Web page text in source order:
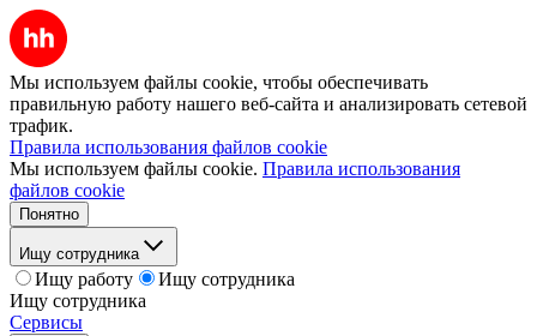
Мы используем файлы cookie, чтобы обеспечивать
правильную работу нашего веб-сайта и анализировать сетевой
трафик.
Правила использования файлов cookie
Мы используем файлы cookie. Правила использования
файлов cookie
Понятно
Ищу сотрудника
Ищу работу
Ищу сотрудника
Ищу сотрудника
Сервисы